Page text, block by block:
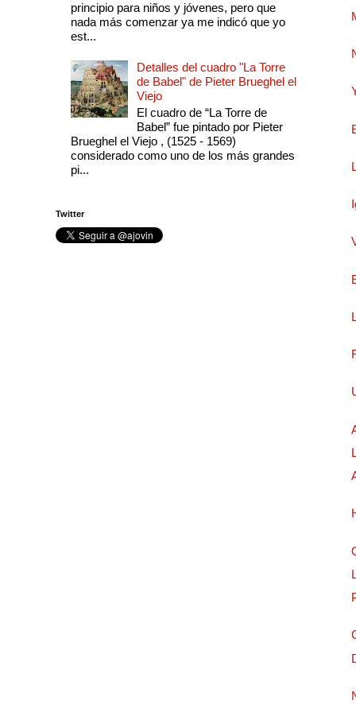
principio para niños y jóvenes, pero que
nada más comenzar ya me indicó que yo
est...
Detalles del cuadro "La Torre
de Babel" de Pieter Brueghel el
Viejo
El cuadro de “La Torre de
Babel” fue pintado por Pieter
Brueghel el Viejo , (1525 - 1569)
considerado como uno de los más grandes
pi...
Twitter